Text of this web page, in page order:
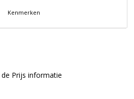
Kenmerken
Prijs informatie